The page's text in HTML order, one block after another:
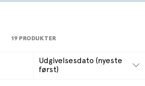
19 PRODUKTER
Udgivelsesdato (nyeste
først)